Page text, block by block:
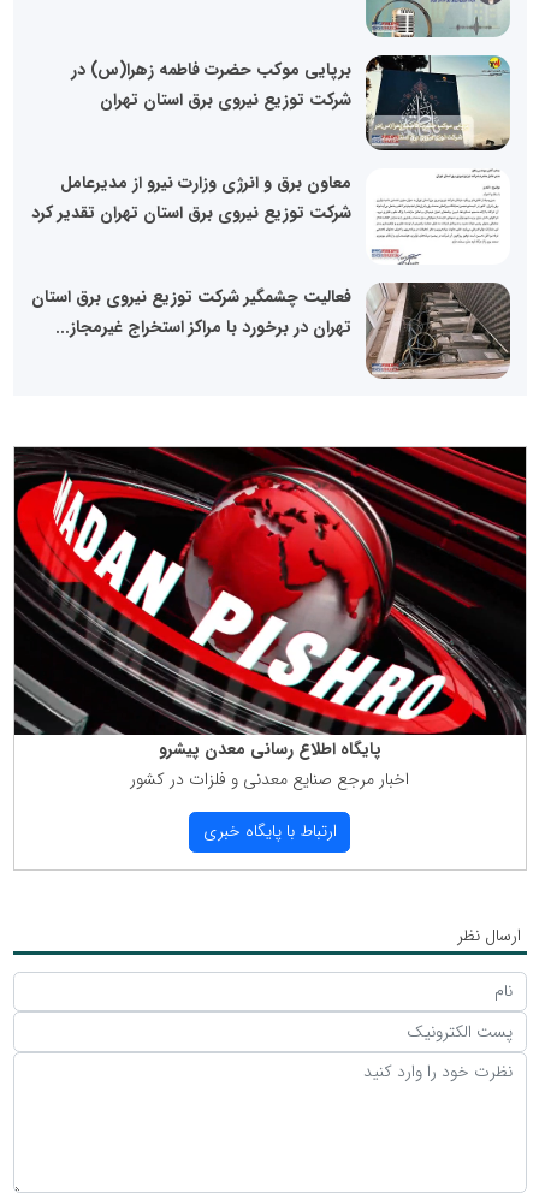
برپایی موکب حضرت فاطمه زهرا(س) در
شرکت توزیع نیروی برق استان تهران
معاون برق و انرژی وزارت نیرو از مدیرعامل
شرکت توزیع نیروی برق استان تهران تقدیر کرد
فعالیت چشمگیر شرکت توزیع نیروی برق استان
تهران در برخورد با مراکز استخراج غیرمجاز...
پایگاه اطلاع رسانی معدن پیشرو
اخبار مرجع صنایع معدنی و فلزات در كشور
ارتباط با پایگاه خبری
ارسال نظر